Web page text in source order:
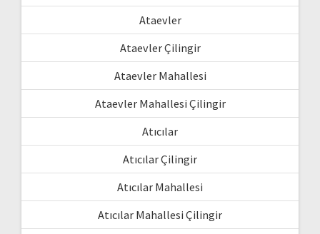
Ataevler
Ataevler Çilingir
Ataevler Mahallesi
Ataevler Mahallesi Çilingir
Atıcılar
Atıcılar Çilingir
Atıcılar Mahallesi
Atıcılar Mahallesi Çilingir